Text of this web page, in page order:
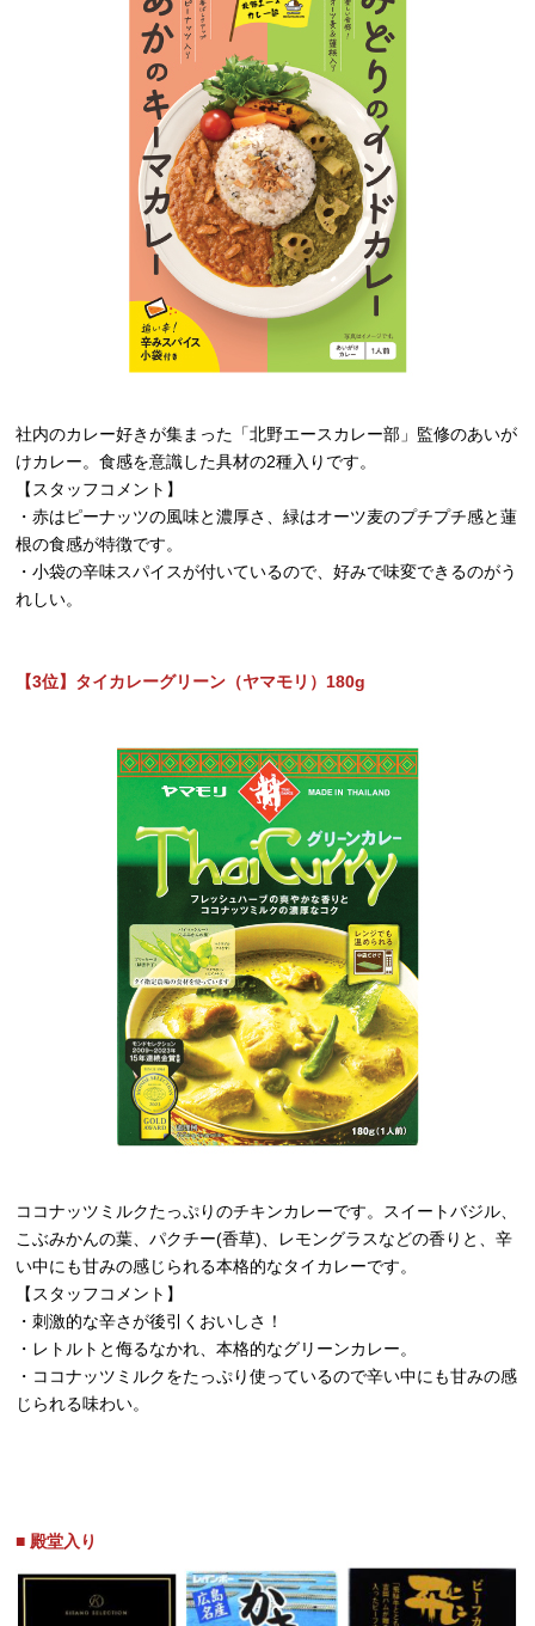
社内のカレー好きが集まった「北野エースカレー部」監修のあいが
けカレー。食感を意識した具材の2種入りです。
【スタッフコメント】
・赤はピーナッツの風味と濃厚さ、緑はオーツ麦のプチプチ感と蓮
根の食感が特徴です。
・小袋の辛味スパイスが付いているので、好みで味変できるのがう
れしい。
【3位】タイカレーグリーン（ヤマモリ）180g
ココナッツミルクたっぷりのチキンカレーです。スイートバジル、
こぶみかんの葉、パクチー(香草)、レモングラスなどの香りと、辛
い中にも甘みの感じられる本格的なタイカレーです。
【スタッフコメント】
・刺激的な辛さが後引くおいしさ！
・レトルトと侮るなかれ、本格的なグリーンカレー。
・ココナッツミルクをたっぷり使っているので辛い中にも甘みの感
じられる味わい。
■ 殿堂入り